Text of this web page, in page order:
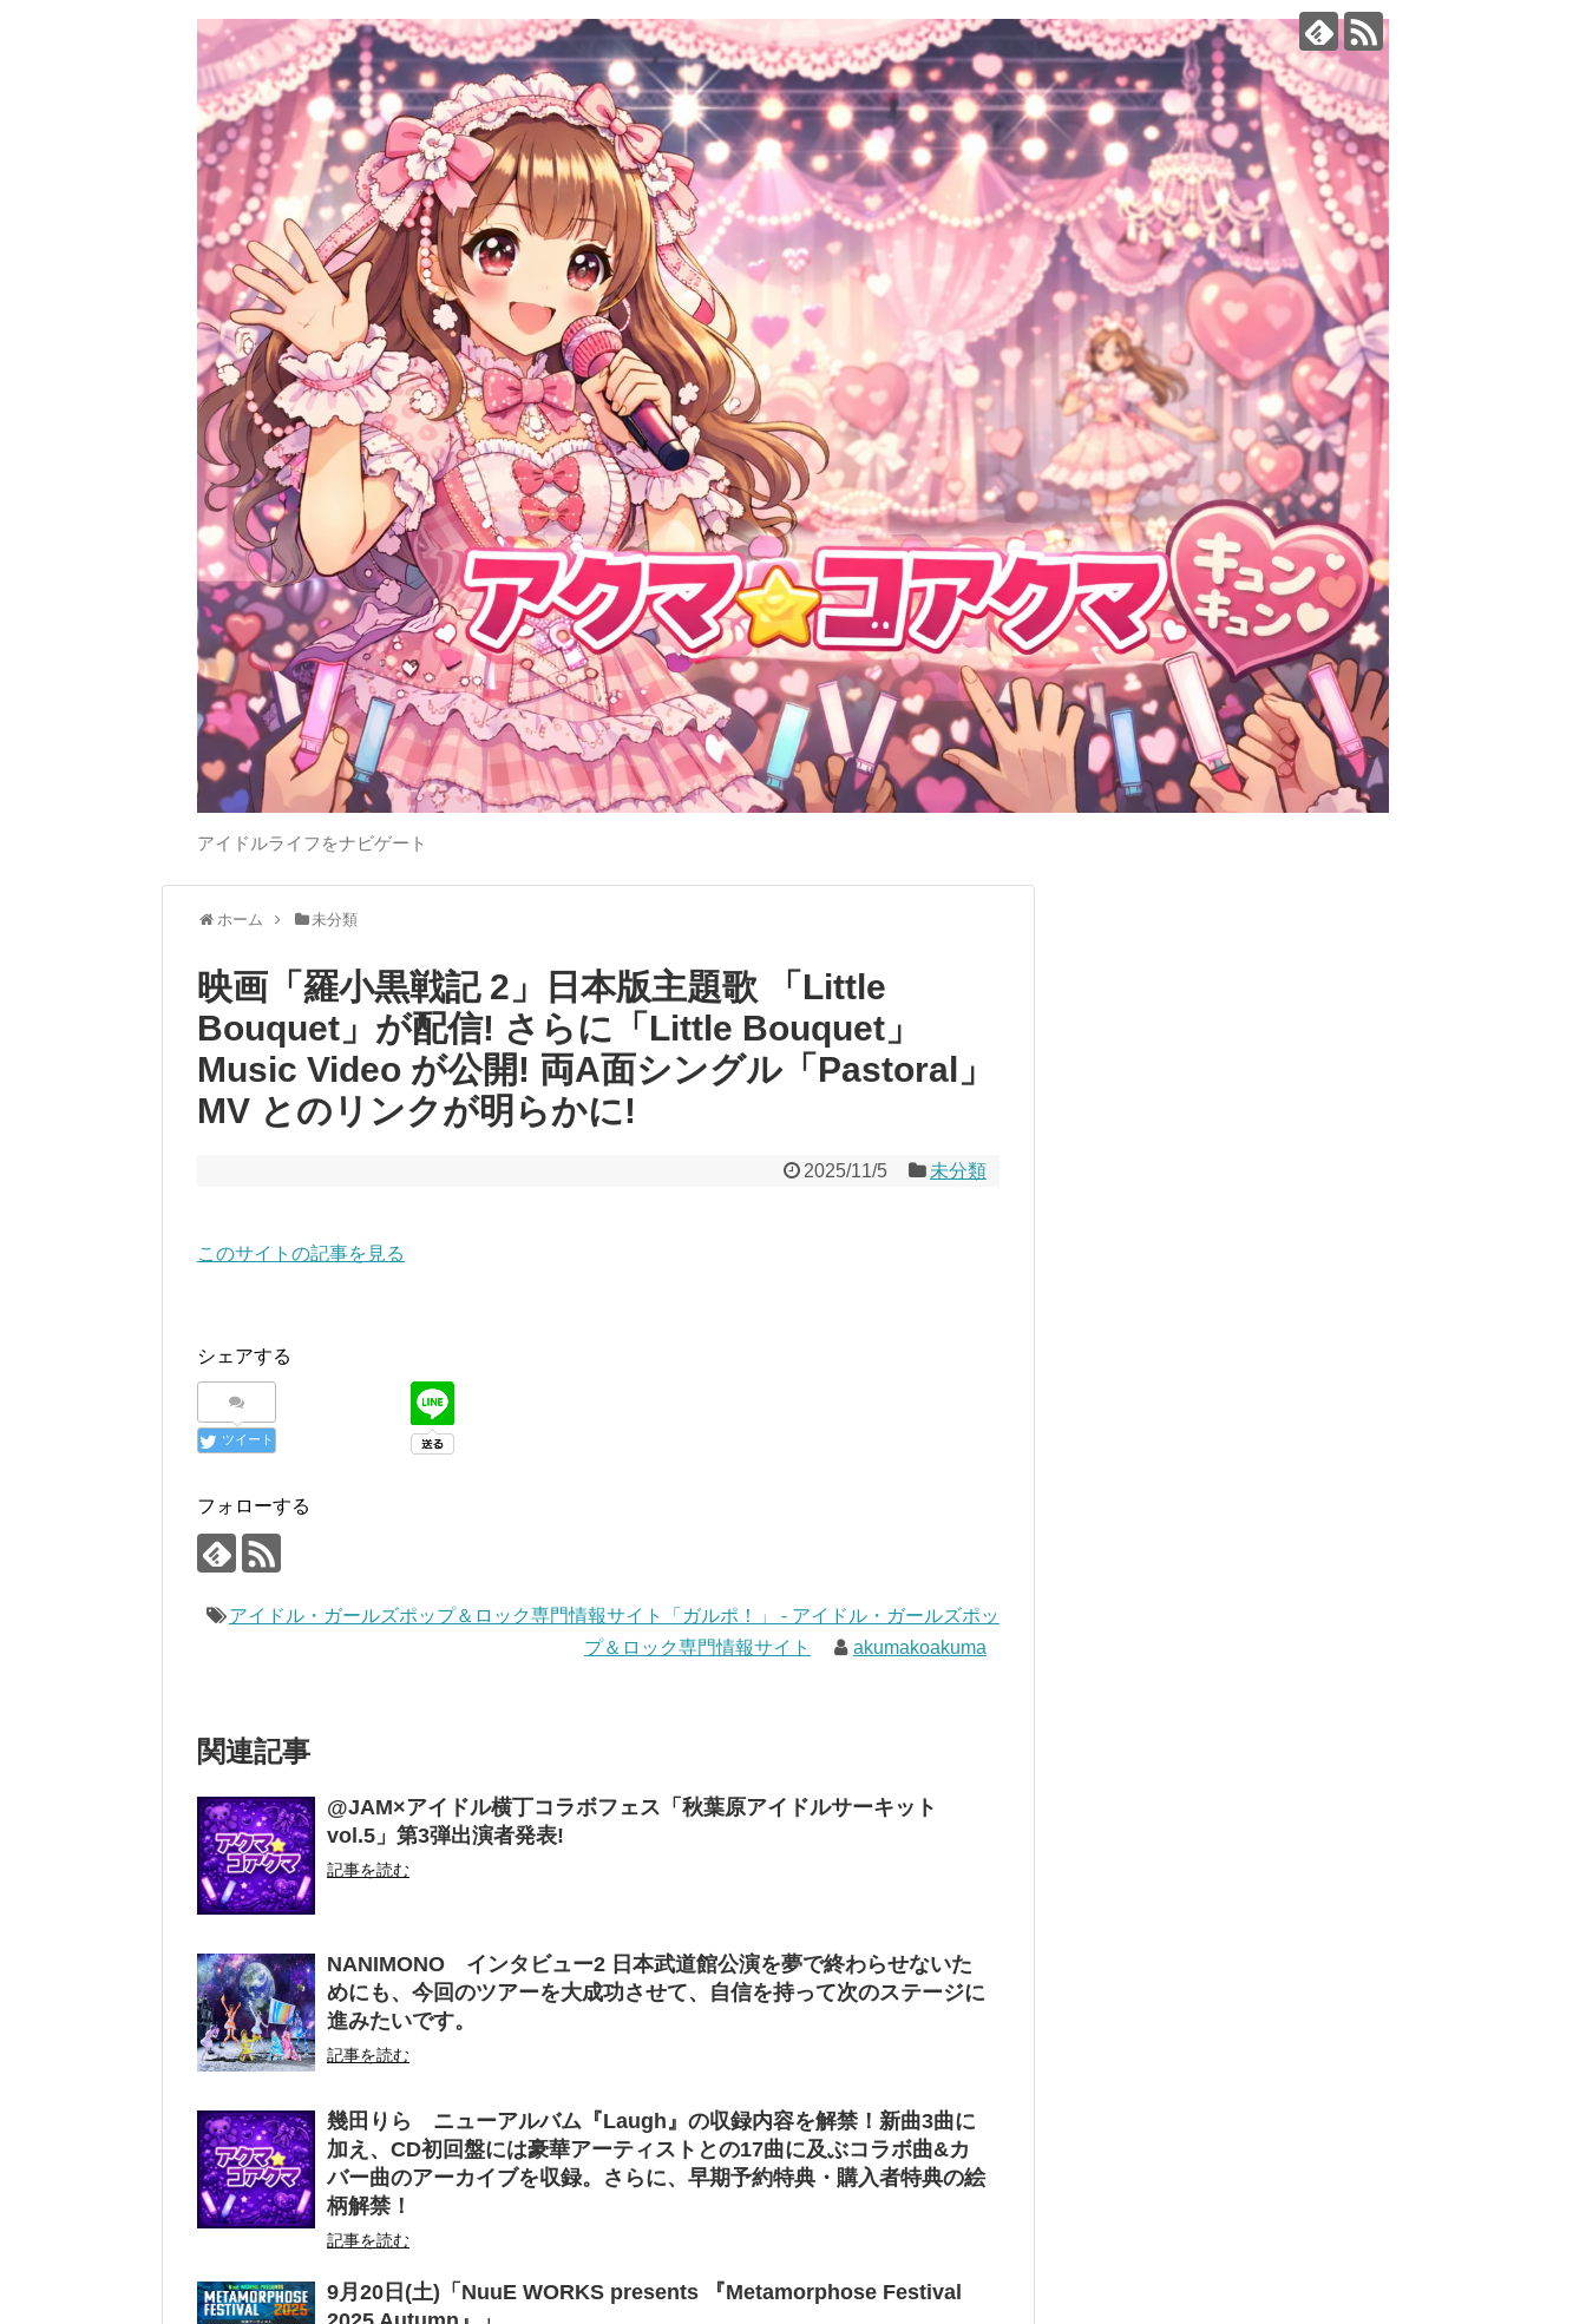
アイドルライフをナビゲート
ホーム 未分類
映画「羅小黒戦記 2」日本版主題歌 「Little
Bouquet」が配信! さらに「Little Bouquet」
Music Video が公開! 両A面シングル「Pastoral」
MV とのリンクが明らかに!
2025/11/5 未分類
このサイトの記事を見る
シェアする
ツイート
フォローする
アイドル・ガールズポップ＆ロック専門情報サイト「ガルポ！」 - アイドル・ガールズポッ
プ＆ロック専門情報サイト
akumakoakuma
関連記事
@JAM×アイドル横丁コラボフェス「秋葉原アイドルサーキット
vol.5」第3弾出演者発表!
記事を読む
NANIMONO インタビュー2 日本武道館公演を夢で終わらせないた
めにも、今回のツアーを大成功させて、自信を持って次のステージに
進みたいです。
記事を読む
幾田りら ニューアルバム『Laugh』の収録内容を解禁！新曲3曲に
加え、CD初回盤には豪華アーティストとの17曲に及ぶコラボ曲&カ
バー曲のアーカイブを収録。さらに、早期予約特典・購入者特典の絵
柄解禁！
記事を読む
9月20日(土)「NuuE WORKS presents 『Metamorphose Festival